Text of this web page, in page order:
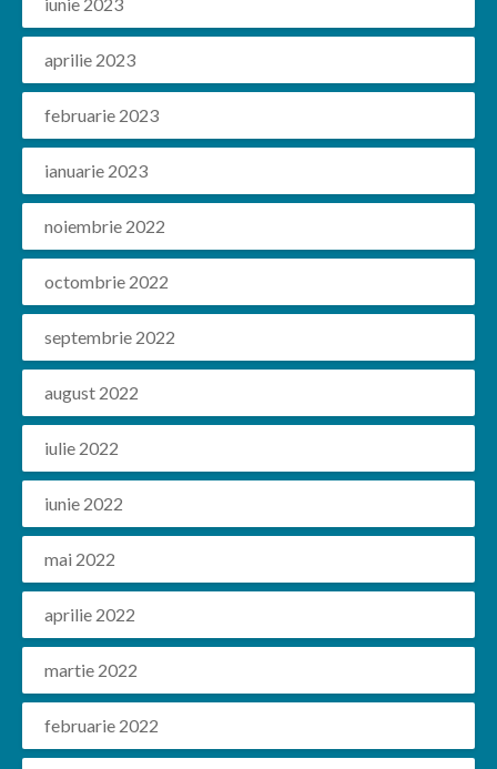
aprilie 2023
februarie 2023
ianuarie 2023
noiembrie 2022
octombrie 2022
septembrie 2022
august 2022
iulie 2022
iunie 2022
mai 2022
aprilie 2022
martie 2022
februarie 2022